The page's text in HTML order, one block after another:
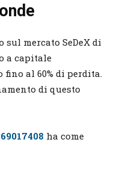
sul mercato SeDeX di
a capitale
al 60% di perdita.
di questo
ha come